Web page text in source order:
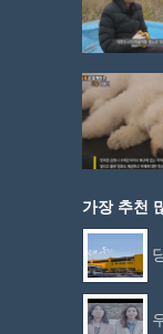
가장 추천